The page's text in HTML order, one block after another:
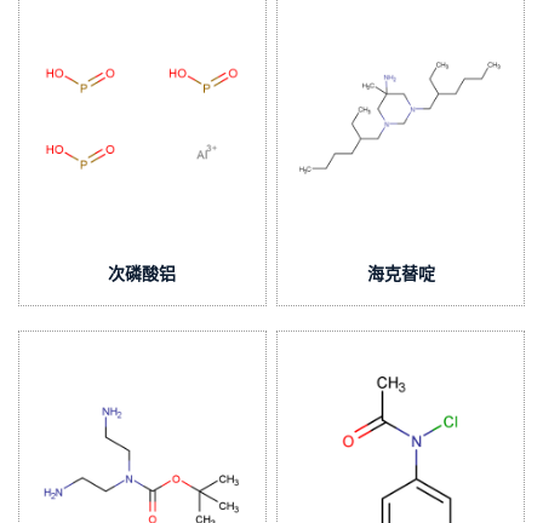
次磷酸铝 海克替啶